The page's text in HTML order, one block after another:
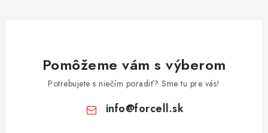
Pomôžeme vám s výberom
Potrebujete s niečím poradiť? Sme tu pre vás!
info@forcell.sk